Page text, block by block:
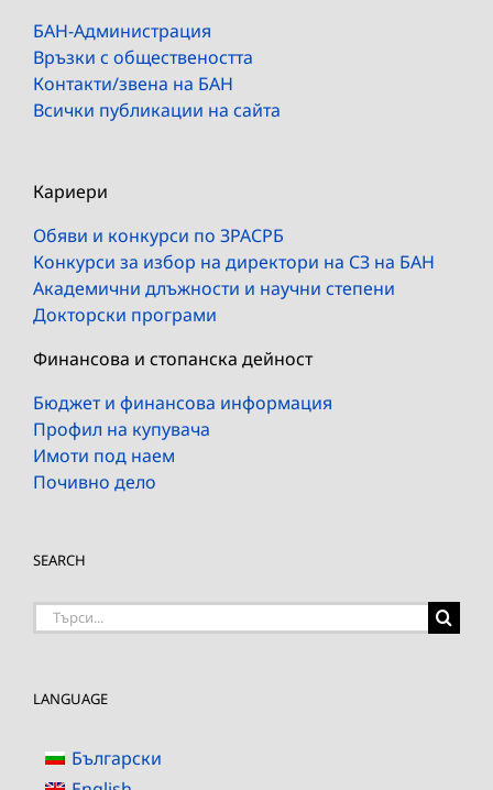
БАН-Администрация
Връзки с обществеността
Контакти/звена на БАН
Всички публикации на сайта
Кариери
Обяви и конкурси по ЗРАСРБ
Конкурси за избор на директори на СЗ на БАН
Академични длъжности и научни степени
Докторски програми
Финансова и стопанска дейност
Бюджет и финансова информация
Профил на купувача
Имоти под наем
Почивно дело
SEARCH
Търсене
LANGUAGE
Български